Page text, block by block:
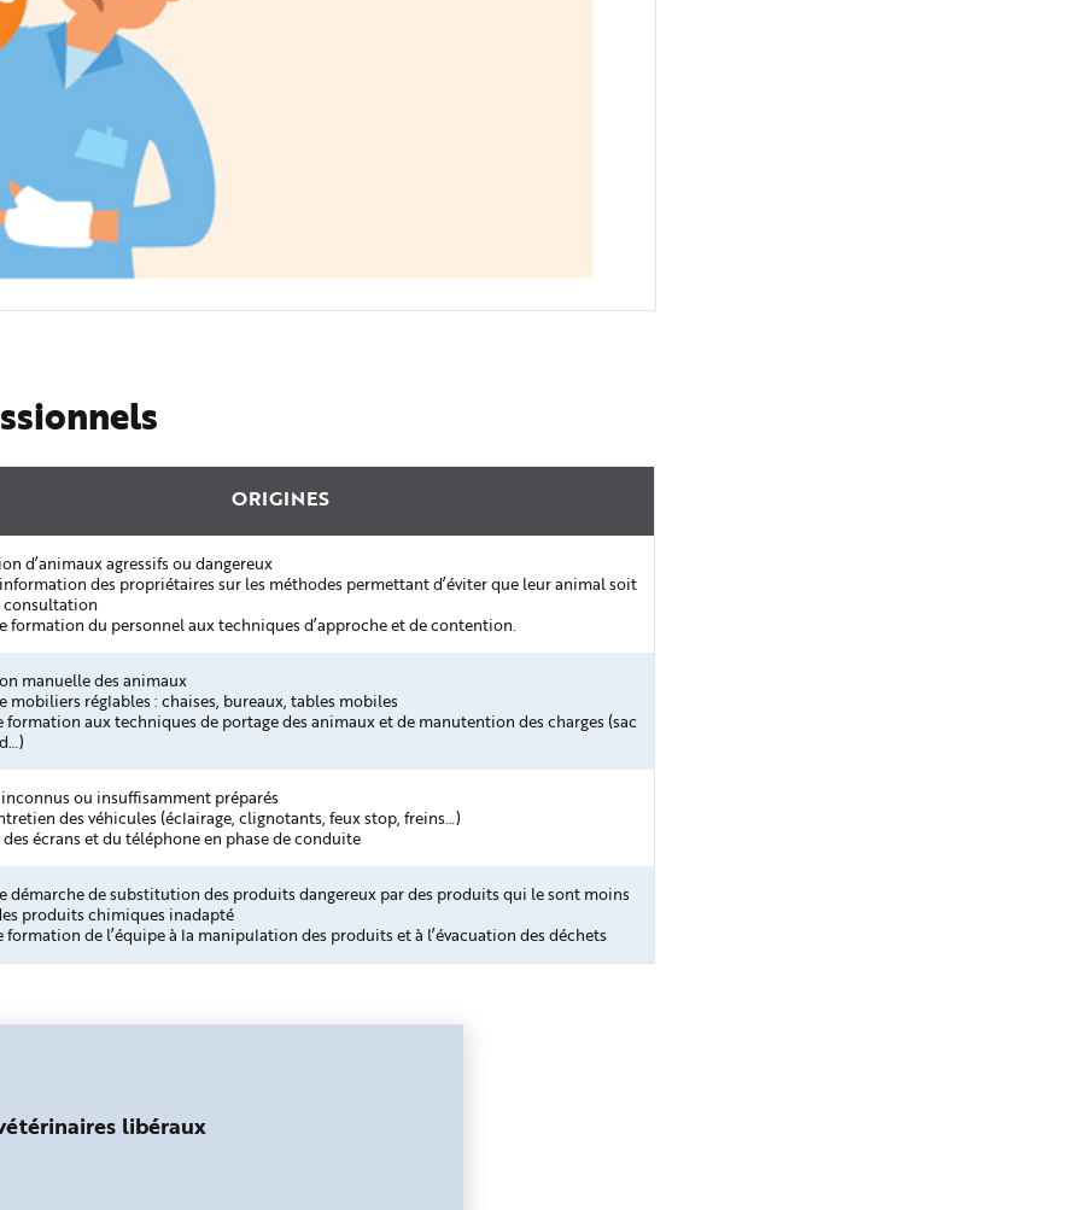
ORIGINES
d’animaux agressifs ou dangereux
des propriétaires sur les méthodes permettant d’éviter que leur animal soit
consultation
formation du personnel aux techniques d’approche et de contention.
manuelle des animaux
mobiliers réglables : chaises, bureaux, tables mobiles
formation aux techniques de portage des animaux et de manutention des charges (sac
ou insuffisamment préparés
des véhicules (éclairage, clignotants, feux stop, freins…)
écrans et du téléphone en phase de conduite
démarche de substitution des produits dangereux par des produits qui le sont moins
produits chimiques inadapté
formation de l’équipe à la manipulation des produits et à l’évacuation des déchets
libéraux